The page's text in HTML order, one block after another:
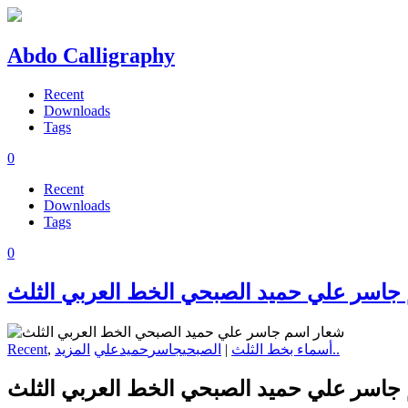
Abdo Calligraphy
Recent
Downloads
Tags
0
Recent
Downloads
Tags
0
علي حميد الصبحي الخط العربي الثلث
Recent, أسماء بخط الثلث | الصبحيجاسر حميدعلي المزيد..
علي حميد الصبحي الخط العربي الثلث